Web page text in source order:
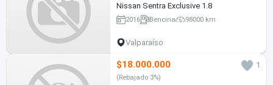
Nissan Sentra Exclusive 1.8
2016 Bencina 98000 km
Valparaíso
$18.000.000 1
(Rebajado 3%)